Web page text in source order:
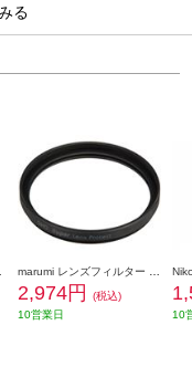
る
2,974円
(税込)
10営業日
10